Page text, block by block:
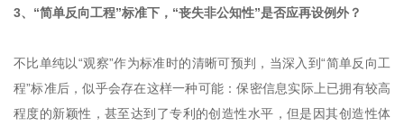
3、“简单反向工程”标准下，“丧失非公知性”是否应再设例外？
不比单纯以“观察”作为标准时的清晰可预判，当深入到“简单反向工
程”标准后，似乎会存在这样一种可能：保密信息实际上已拥有较高
程度的新颖性，甚至达到了专利的创造性水平，但是因其创造性体